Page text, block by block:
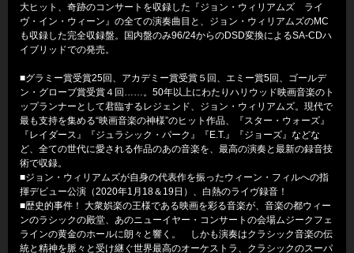
大ヒット、奇跡のコンサートを収録した『ジョン・ウィリアムズ ライ
ヴ・イン・ウィーン』の全ての演奏曲目と、ジョン・ウィリアムズのMC
も収録した完全収録盤。国内盤のみ96/24からのDSD変換によるSA-CDハ
イブリッドでの発売。
■グラミー賞受賞25回、アカデミー賞受賞５回、エミー賞5回、ゴールデ
ン・グローブ賞受賞４回……。50年以上にわたりハリウッド映画音楽のト
ップランナーとして君臨するレジェンド、ジョン・ウィリアムズ。現代で
最も支持を集める“映画音楽の神様”のヒット作品、『スター・ウォーズ』
『レイダース』『ジュラシック・パーク』『E.T.』『ジョーズ』などな
ど、全ての世代に愛される作品のあの音楽を、最高の演奏と最新の録音技
術で収録。
■ジョン・ウィリアムズが自身の代表作を振ったウィーン・フィルへの指
揮デビュー公演（2020年1月18＆19日）、白熱のライヴ録音！
■歴史的事件！ 大衆娯楽の王様である映画を彩る音楽が、音楽の都ウィー
ンのラシックの殿堂、あのニューイヤー・コンサートの会場ムジークフェ
ラインの黄金のホールに朗々と響く。 しかも演奏はクラシック音楽の伝
統と精神を脈々と受け継ぐ世界最高のオーケストラ、クラシックのスーパ